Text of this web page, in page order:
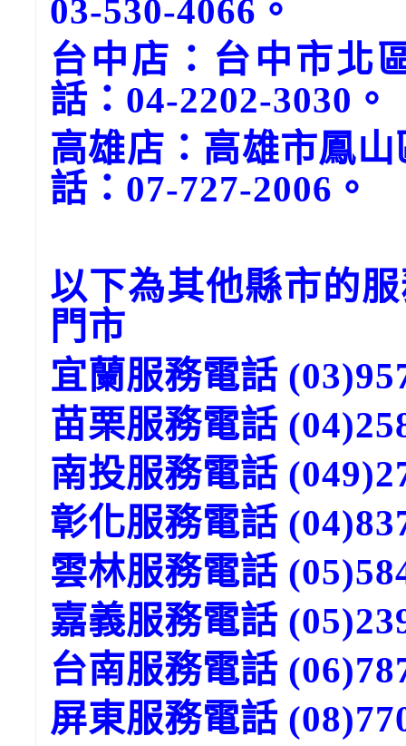
03-530-4066。
台中店：台中市北
話：04-2202-3030。
高雄店：高雄市鳳
話：07-727-2006。
以下為其他縣市的
門市
宜蘭服務電話
苗栗服務電話
南投服務電話
彰化服務電話
雲林服務電話
嘉義服務電話
台南服務電話
屏東服務電話